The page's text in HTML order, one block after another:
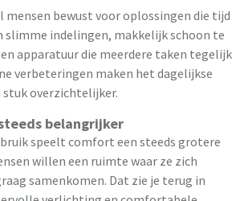
mensen bewust voor oplossingen die tijd
slimme indelingen, makkelijk schoon te
apparatuur die meerdere taken tegelijk
verbeteringen maken het dagelijkse
stuk overzichtelijker.
belangrijker
speelt comfort een steeds grotere
willen een ruimte waar ze zich
samenkomen. Dat zie je terug in